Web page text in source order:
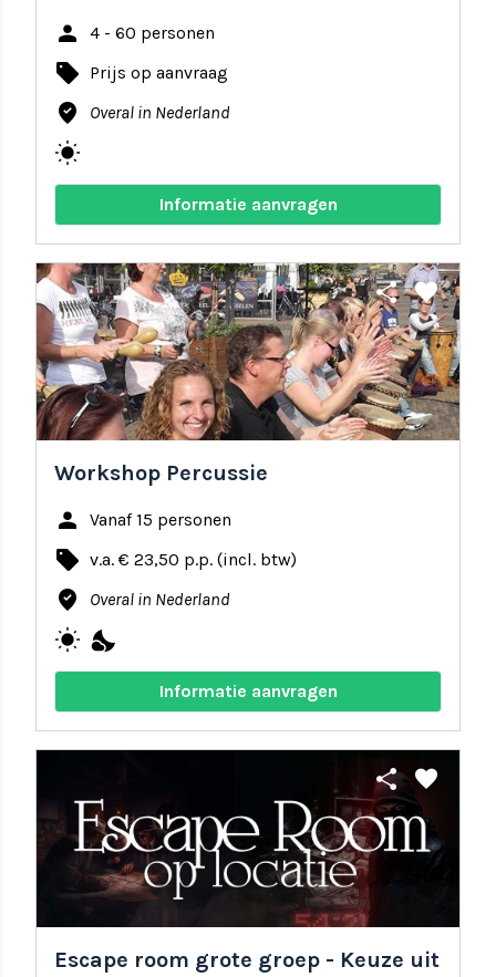
person 4 - 60 personen
local_offer Prijs op aanvraag
where_to_vote Overal in Nederland
wb_sunny
Informatie aanvragen
share favorite
Workshop Percussie
person Vanaf 15 personen
local_offer v.a. € 23,50 p.p. (incl. btw)
where_to_vote Overal in Nederland
wb_sunny nights_stay
Informatie aanvragen
share favorite
Escape room grote groep - Keuze uit